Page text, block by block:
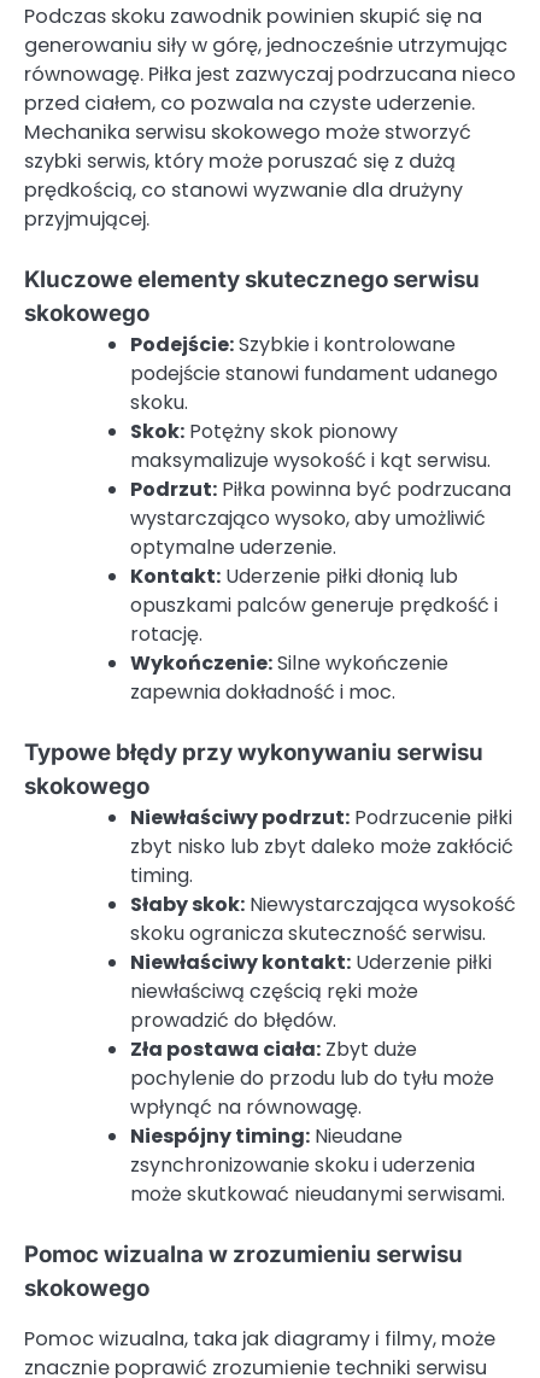
Podczas skoku zawodnik powinien skupić się na
generowaniu siły w górę, jednocześnie utrzymując
równowagę. Piłka jest zazwyczaj podrzucana nieco
przed ciałem, co pozwala na czyste uderzenie.
Mechanika serwisu skokowego może stworzyć
szybki serwis, który może poruszać się z dużą
prędkością, co stanowi wyzwanie dla drużyny
przyjmującej.
Kluczowe elementy skutecznego serwisu
skokowego
Podejście:Szybkie i kontrolowane
podejście stanowi fundament udanego
skoku.
Skok: Potężny skok pionowy
maksymalizuje wysokość i kąt serwisu.
Podrzut: Piłka powinna być podrzucana
wystarczająco wysoko, aby umożliwić
optymalne uderzenie.
Kontakt: Uderzenie piłki dłonią lub
opuszkami palców generuje prędkość i
rotację.
Wykończenie:Silne wykończenie
zapewnia dokładność i moc.
Typowe błędy przy wykonywaniu serwisu
skokowego
Niewłaściwy podrzut: Podrzucenie piłki
zbyt nisko lub zbyt daleko może zakłócić
timing.
Słaby skok: Niewystarczająca wysokość
skoku ogranicza skuteczność serwisu.
Niewłaściwy kontakt: Uderzenie piłki
niewłaściwą częścią ręki może
prowadzić do błędów.
Zła postawa ciała: Zbyt duże
pochylenie do przodu lub do tyłu może
wpłynąć na równowagę.
Niespójny timing: Nieudane
zsynchronizowanie skoku i uderzenia
może skutkować nieudanymi serwisami.
Pomoc wizualna w zrozumieniu serwisu
skokowego
Pomoc wizualna, taka jak diagramy i filmy, może
znacznie poprawić zrozumienie techniki serwisu